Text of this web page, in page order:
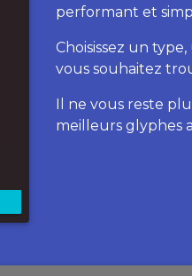
performant et
Choisissez un
vous souhaitez
Il ne vous reste
meilleurs glyphes